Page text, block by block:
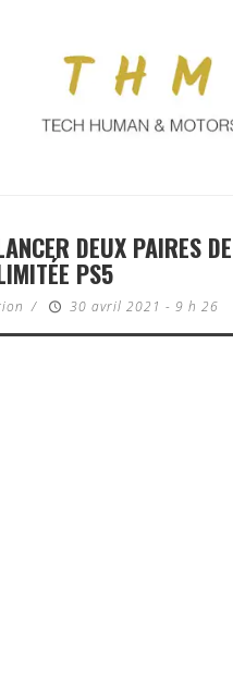
DEUX PAIRES
PS5
/ 30 avril 2021 - 9 h 26